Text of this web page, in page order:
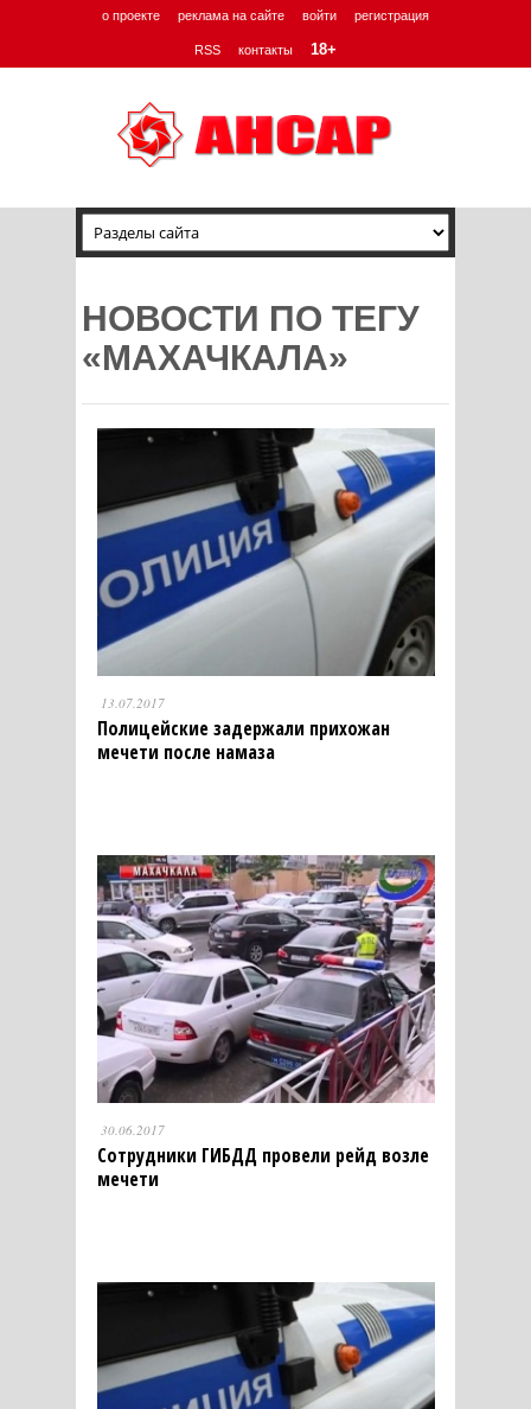
о проекте реклама на сайте войти регистрация
RSS контакты 18+
НОВОСТИ ПО ТЕГУ
«МАХАЧКАЛА»
13.07.2017
Полицейские задержали прихожан
мечети после намаза
30.06.2017
Сотрудники ГИБДД провели рейд возле
мечети